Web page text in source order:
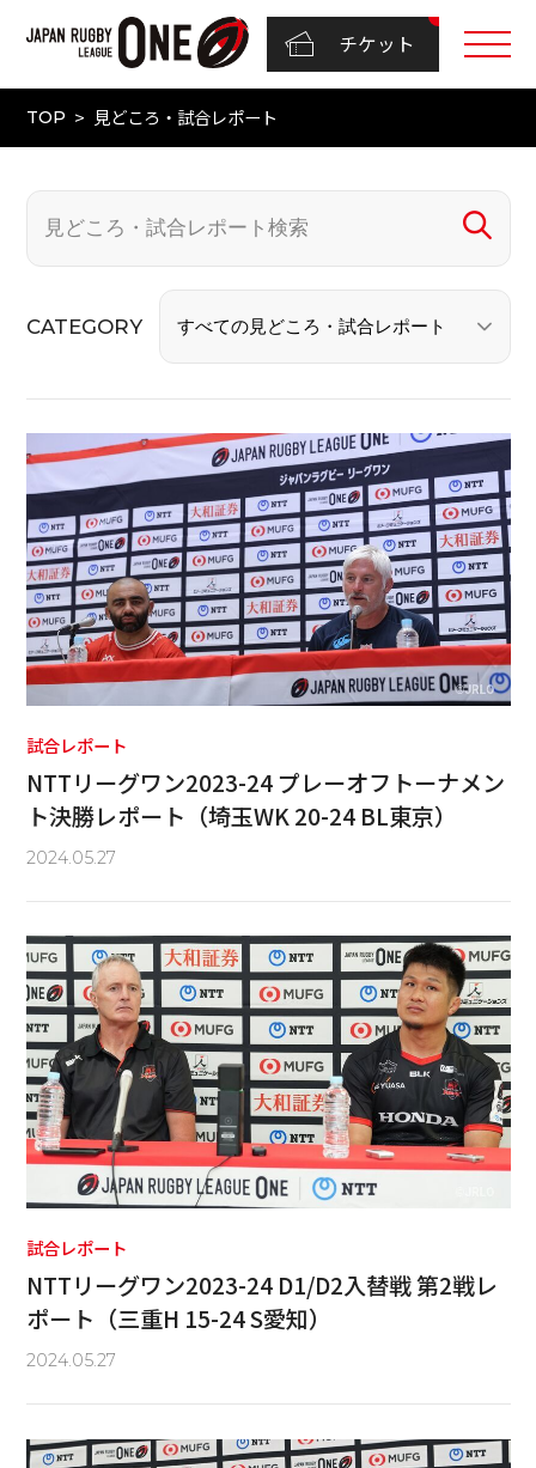
チケット
TOP 見どころ・試合レポート
CATEGORY
試合レポート
NTTリーグワン2023-24 プレーオフトーナメン
ト決勝レポート（埼玉WK 20-24 BL東京）
2024.05.27
試合レポート
NTTリーグワン2023-24 D1/D2入替戦 第2戦レ
ポート（三重H 15-24 S愛知）
2024.05.27